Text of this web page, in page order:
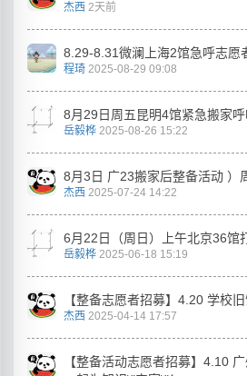
杰西 2天前
8.29-8.31微澜上海2馆急呼志愿
程琦 2025-08-29 09:08
8月29日周五昆明4馆紧急搬家呼
岳毅桦 2025-08-26 15:22
8月3日 广23搬家后整备活动 ）
杰西 2025-07-24 14:22
6月22日（周日）上午北京36馆
岳毅桦 2025-06-18 15:19
【整备志愿者招募】4.20 学校旧
杰西 2025-04-14 17:57
【整备活动志愿者招募】4.10